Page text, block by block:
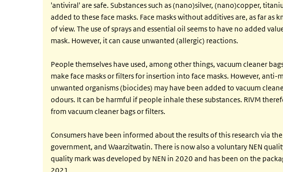
'antiviral' are safe. Substances such as (nano)silver, (nano)copper,
added to these face masks. Face masks without additives are, as far as
of view. The use of sprays and essential oil seems to have no added
mask. However, it can cause unwanted (allergic) reactions.
People themselves have used, among other things, vacuum cleaner
make face masks or filters for insertion into face masks. However, anti-
unwanted organisms (biocides) may have been added to vacuum
odours. It can be harmful if people inhale these substances. RIVM
from vacuum cleaner bags or filters.
Consumers have been informed about the results of this research via
government, and Waarzitwatin. There is now also a voluntary NEN
quality mark was developed by NEN in 2020 and has been on the